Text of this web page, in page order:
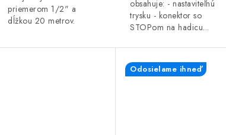
priemerom 1/2" a
dĺžkou 20 metrov.
obsahuje: - nastaviteľnú
trysku - konektor so
STOPom na hadicu...
Odosielame ihneď